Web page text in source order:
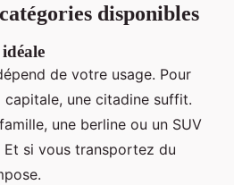
disponibles
de votre usage. Pour
une citadine suffit.
une berline ou un SUV
si vous transportez du